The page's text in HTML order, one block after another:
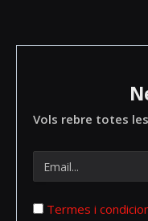
Vols rebre totes
Termes i